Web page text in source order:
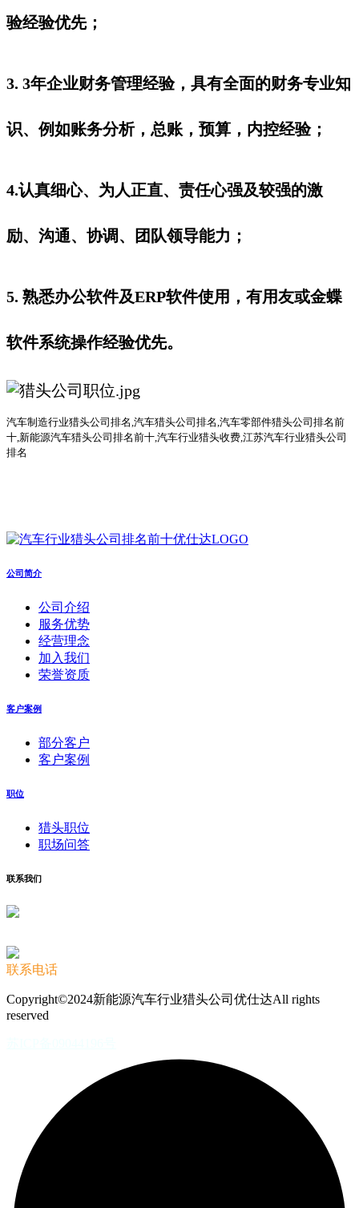
验经验优先；
3. 3年企业财务管理经验，具有全面的财务专业知
识、例如账务分析，总账，预算，内控经验；
4.认真细心、为人正直、责任心强及较强的激
励、沟通、协调、团队领导能力；
5. 熟悉办公软件及ERP软件使用，有用友或金蝶
软件系统操作经验优先。
汽车制造行业猎头公司 排名,汽车猎头公司排名,汽车零部件猎头公司排名前
十,新能源汽车猎头公司排名前十,汽车行业猎头收费,江苏汽车行业猎头公司
排名
公司简介
公司介绍
服务优势
经营理念
加入我们
荣誉资质
客户案例
部分客户
客户案例
职位
猎头职位
职场问答
联系我们
联系电话
Copyright©2024新能源汽车行业猎头公司优仕达All rights
reserved